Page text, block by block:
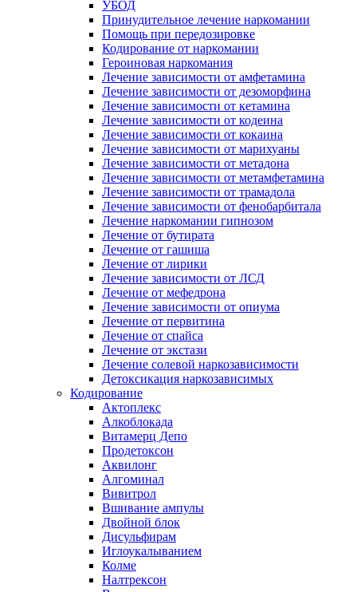
УБОД
Принудительное лечение наркомании
Помощь при передозировке
Кодирование от наркомании
Героиновая наркомания
Лечение зависимости от амфетамина
Лечение зависимости от дезоморфина
Лечение зависимости от кетамина
Лечение зависимости от кодеина
Лечение зависимости от кокаина
Лечение зависимости от марихуаны
Лечение зависимости от метадона
Лечение зависимости от метамфетамина
Лечение зависимости от трамадола
Лечение зависимости от фенобарбитала
Лечение наркомании гипнозом
Лечение от бутирата
Лечение от гашиша
Лечение от лирики
Лечение зависимости от ЛСД
Лечение от мефедрона
Лечение зависимости от опиума
Лечение от первитина
Лечение от спайса
Лечение от экстази
Лечение солевой наркозависимости
Детоксикация наркозависимых
Кодирование
Актоплекс
Алкоблокада
Витамерц Депо
Продетоксон
Аквилонг
Алгоминал
Вивитрол
Вшивание ампулы
Двойной блок
Дисульфирам
Иглоукалыванием
Колме
Налтрексон